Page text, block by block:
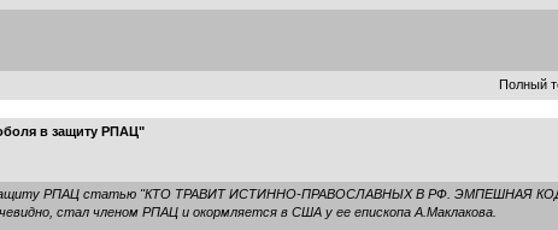
Полный
в защиту РПАЦ"
в защиту РПАЦ статью "КТО ТРАВИТ ИСТИННО-ПРАВОСЛАВНЫХ В РФ. ЭМПЕШНАЯ
стал членом РПАЦ и окормляется в США у ее епископа А.Маклакова.